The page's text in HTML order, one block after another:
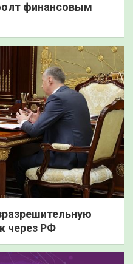
финансовым
через РФ